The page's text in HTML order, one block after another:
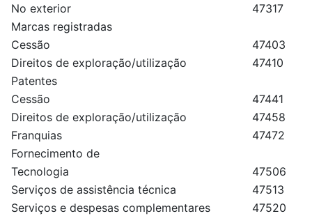
No exterior
47317
Marcas registradas
Cessão
47403
Direitos de exploração/utilização
47410
Patentes
Cessão
47441
Direitos de exploração/utilização
47458
Franquias
47472
Fornecimento de
Tecnologia
47506
Serviços de assistência técnica
47513
Serviços e despesas complementares
47520